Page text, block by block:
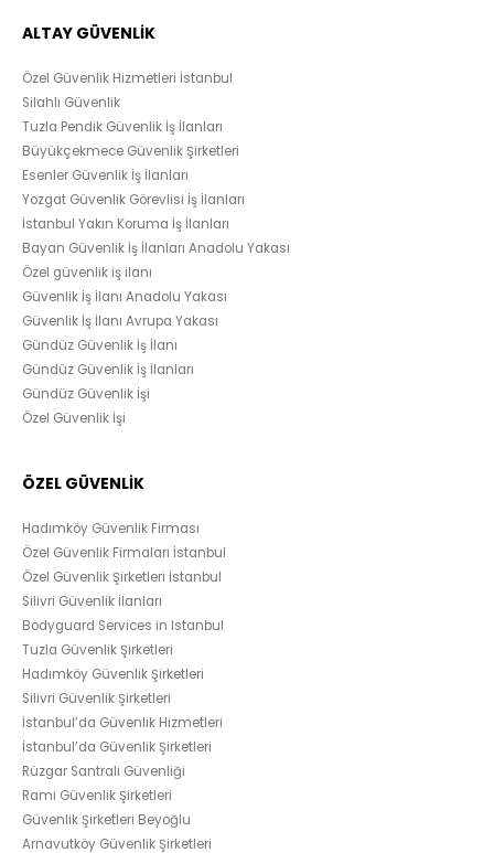
ALTAY GÜVENLİK
Özel Güvenlik Hizmetleri İstanbul
Silahlı Güvenlik
Tuzla Pendik Güvenlik İş İlanları
Büyükçekmece Güvenlik Şirketleri
Esenler Güvenlik İş İlanları
Yozgat Güvenlik Görevlisi İş İlanları
İstanbul Yakın Koruma İş İlanları
Bayan Güvenlik İş İlanları Anadolu Yakası
Özel güvenlik iş ilanı
Güvenlik İş İlanı Anadolu Yakası
Güvenlik İş İlanı Avrupa Yakası
Gündüz Güvenlik İş İlanı
Gündüz Güvenlik İş İlanları
Gündüz Güvenlik İşi
Özel Güvenlik İşi
ÖZEL GÜVENLİK
Hadımköy Güvenlik Firması
Özel Güvenlik Firmaları İstanbul
Özel Güvenlik Şirketleri İstanbul
Silivri Güvenlik İlanları
Bodyguard Services in Istanbul
Tuzla Güvenlik Şirketleri
Hadımköy Güvenlik Şirketleri
Silivri Güvenlik Şirketleri
İstanbul’da Güvenlik Hizmetleri
İstanbul’da Güvenlik Şirketleri
Rüzgar Santrali Güvenliği
Rami Güvenlik Şirketleri
Güvenlik Şirketleri Beyoğlu
Arnavutköy Güvenlik Şirketleri